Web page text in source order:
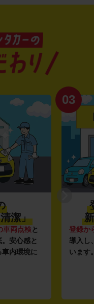
潔」
車両点検と
。安心感と
内環境に
03
登録か
導入し
います